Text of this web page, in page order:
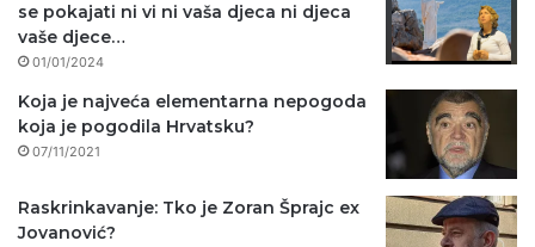
se pokajati ni vi ni vaša djeca ni djeca
vaše djece…
01/01/2024
Koja je najveća elementarna nepogoda
koja je pogodila Hrvatsku?
07/11/2021
Raskrinkavanje: Tko je Zoran Šprajc ex
Jovanović?